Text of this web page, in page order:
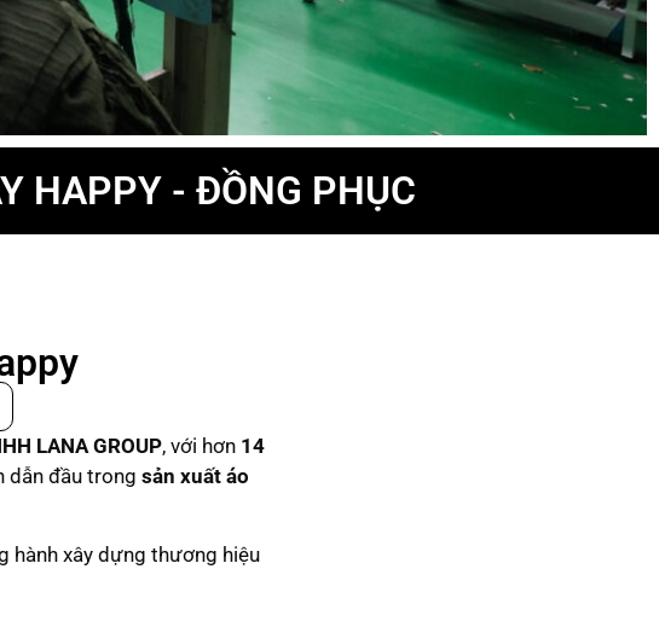
HAPPY - ĐỒNG PHỤC
LANA GROUP, với hơn 14
dẫn đầu trong sản xuất áo
hành xây dựng thương hiệu